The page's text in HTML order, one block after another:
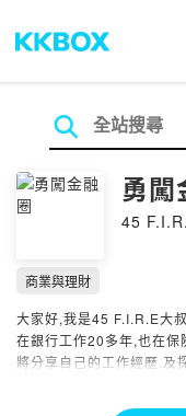
勇闖
45
商業與理財
大家好,我是45 F.I.R.E大
在銀行工作20多年,也在保
將分享自己的工作經歷,及
同時也會邀請老同事,分享
希望對想進入金融圈或已